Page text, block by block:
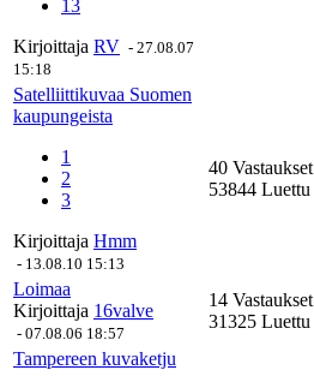
13
Kirjoittaja RV - 27.08.07
15:18
Satelliittikuvaa Suomen
kaupungeista
1
2
3
Kirjoittaja Hmm
- 13.08.10 15:13
40 Vastaukset
53844 Luettu
Loimaa
Kirjoittaja 16valve
- 07.08.06 18:57
14 Vastaukset
31325 Luettu
Tampereen kuvaketju